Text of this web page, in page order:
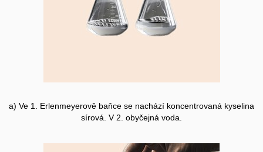
a) Ve 1. Erlenmeyerově baňce se nachází koncentrovaná kyselina
sírová. V 2. obyčejná voda.